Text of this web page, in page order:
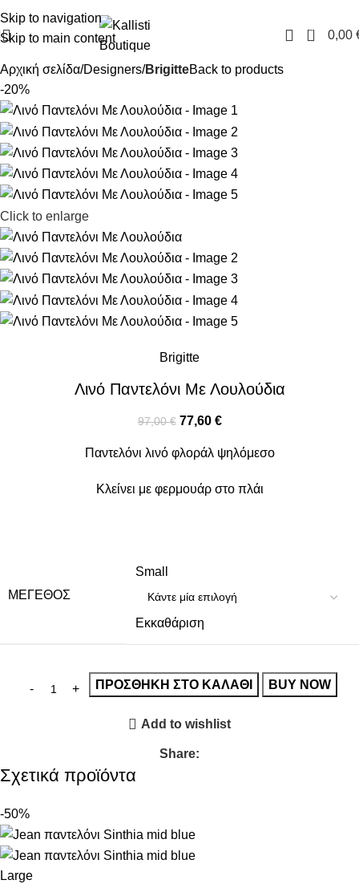
Skip to navigation
Skip to main content
0 0,00
Αρχική σελίδα Designers BrigitteBack to products
-20%
Click to enlarge
Brigitte
Λινό Παντελόνι Με Λουλούδια
97,00€ 77,60 €
Παντελόνι λινό φλοράλ ψηλόμεσο
Κλείνει με φερμουάρ στο πλάι
ΜΈΓΕΘΟΣ
Small
Εκκαθάριση
ΠΡΟΣΘΉΚΗ ΣΤΟ ΚΑΛΆΘΙ BUY NOW
Add to wishlist
Share:
Σχετικά προϊόντα
-50%
Large